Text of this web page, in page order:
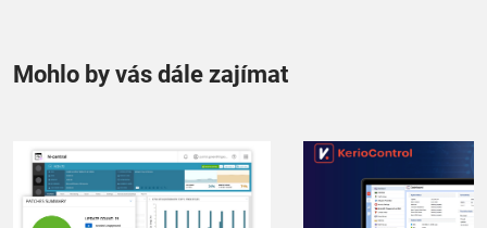
Mohlo by vás dále zajímat